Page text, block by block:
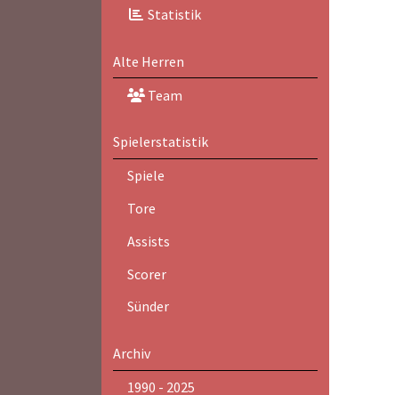
Statistik
Alte Herren
Team
Spielerstatistik
Spiele
Tore
Assists
Scorer
Sünder
Archiv
1990 - 2025